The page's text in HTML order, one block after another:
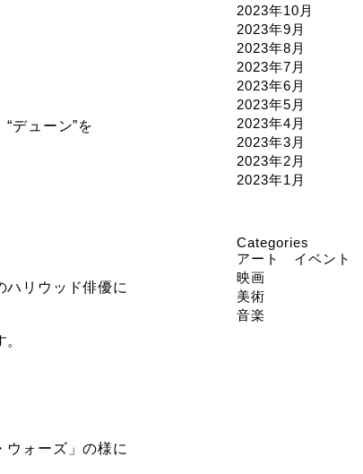
デューン”を
ハリウッド俳優に
ウォーズ」の様に
2023年10月
2023年9月
2023年8月
2023年7月
2023年6月
2023年5月
2023年4月
2023年3月
2023年2月
2023年1月
Categories
アート イベント
映画
美術
音楽